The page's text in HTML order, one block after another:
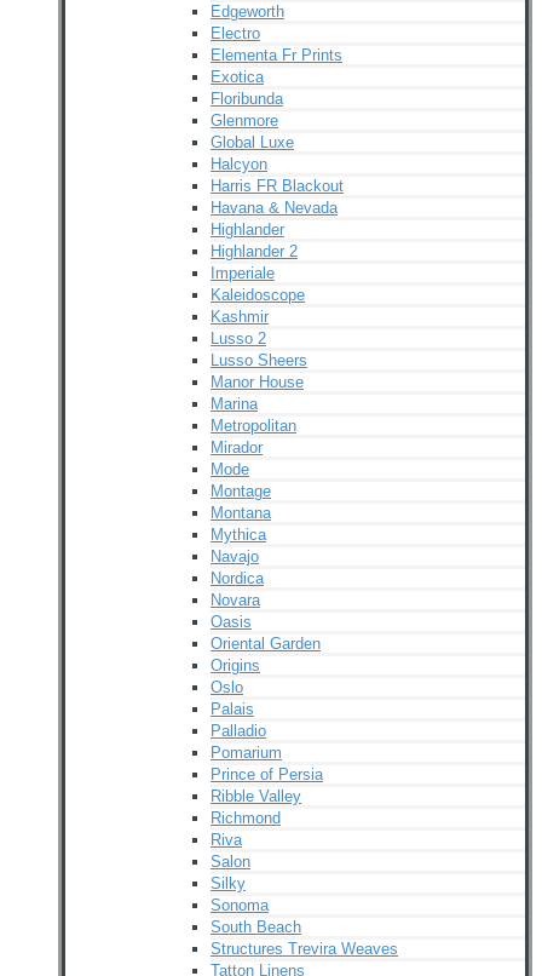
Edgeworth
Electro
Elementa Fr Prints
Exotica
Floribunda
Glenmore
Global Luxe
Halcyon
Harris FR Blackout
Havana & Nevada
Highlander
Highlander 2
Imperiale
Kaleidoscope
Kashmir
Lusso 2
Lusso Sheers
Manor House
Marina
Metropolitan
Mirador
Mode
Montage
Montana
Mythica
Navajo
Nordica
Novara
Oasis
Oriental Garden
Origins
Oslo
Palais
Palladio
Pomarium
Prince of Persia
Ribble Valley
Richmond
Riva
Salon
Silky
Sonoma
South Beach
Structures Trevira Weaves
Tatton Linens